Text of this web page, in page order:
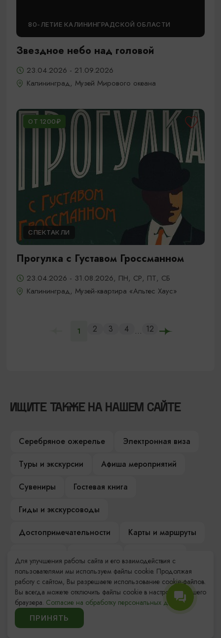
80-ЛЕТИЕ КАЛИНИНГРАДСКОЙ ОБЛАСТИ
Звездное небо над головой
23.04.2026 - 21.09.2026
Калининград, Музей Мирового океана
ОТ 1200₽
СПЕКТАКЛИ
Прогулка с Густавом Гроссманном
23.04.2026 - 31.08.2026, ПН, СР, ПТ, СБ
Калининград, Музей-квартира «Альтес Хаус»
1 2 3 4 ... 12
ИЩИТЕ ТАКЖЕ НА НАШЕМ САЙТЕ
Серебряное ожерелье
Электронная виза
Туры и экскурсии
Афиша мероприятий
Сувениры
Гостевая книга
Гиды и экскурсоводы
Достопримечательности
Карты и маршруты
Компас Балтийской кухни
Настоящий Калининградец
Музеи
Для улучшения работы сайта и его взаимодействия с
пользователями мы используем файлы cookie. Продолжая
работу с сайтом, Вы разрешаете использование cookie-файлов.
Вы всегда можете отключить файлы cookie в настройках Вашего
браузера. Согласие на обработку персональных данных.
ПРИНЯТЬ